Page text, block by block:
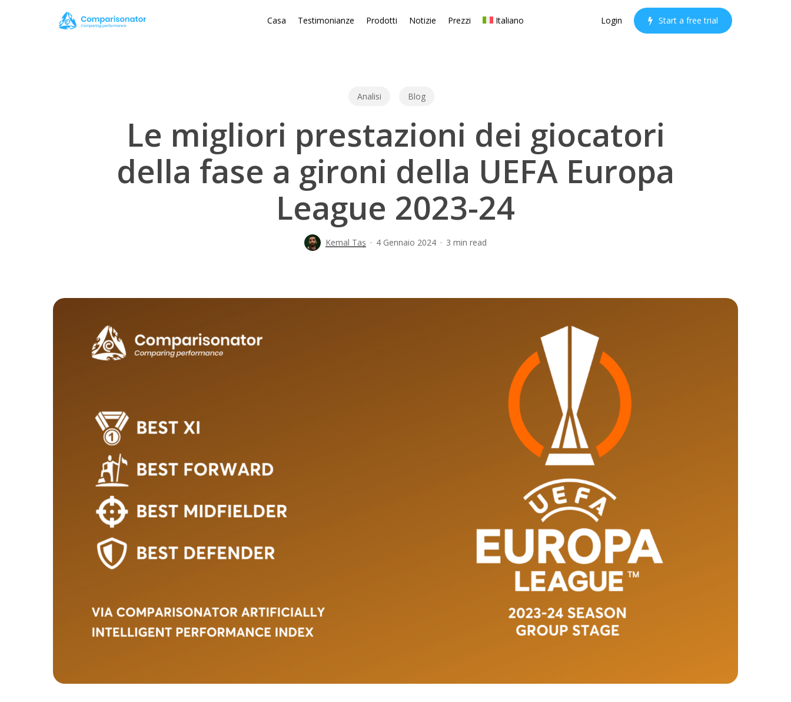
Casa Testimonianze Prodotti Notizie Prezzi Italiano Login Start a free trial
Analisi Blog
Le migliori prestazioni dei giocatori
della fase a gironi della UEFA Europa
League 2023-24
Kemal Taş 4 Gennaio 2024 3 min read